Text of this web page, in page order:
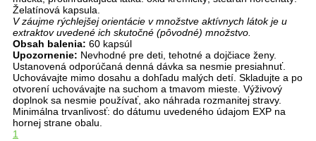
Želatínová kapsula.
V záujme rýchlejšej orientácie v množstve aktívnych látok je u
extraktov uvedené ich skutočné (pôvodné) množstvo.
Obsah balenia: 60 kapsúl
Upozornenie: Nevhodné pre deti, tehotné a dojčiace ženy.
Ustanovená odporúčaná denná dávka sa nesmie presiahnuť.
Uchovávajte mimo dosahu a dohľadu malých detí. Skladujte a po
otvorení uchovávajte na suchom a tmavom mieste. Výživový
doplnok sa nesmie používať, ako náhrada rozmanitej stravy.
Minimálna trvanlivosť: do dátumu uvedeného údajom EXP na
hornej strane obalu.
1